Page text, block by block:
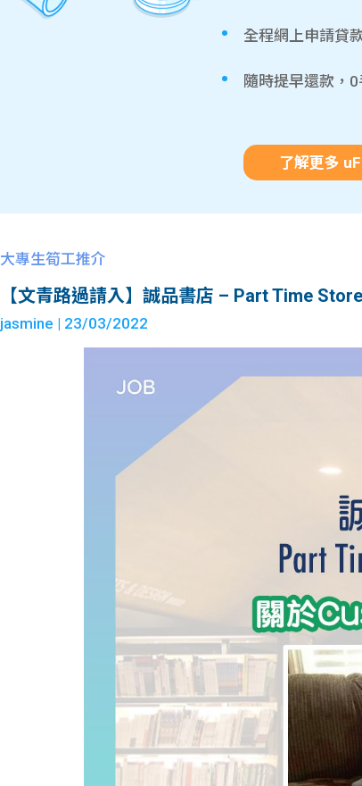
全程網上申請貸
隨時提早還款，
了解更多
大專生筍工推介
【文青路過請入】誠品書店 – Part Time
jasmine | 23/03/2022